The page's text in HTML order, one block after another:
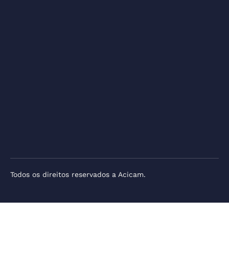
Todos os direitos reservados a Acicam.